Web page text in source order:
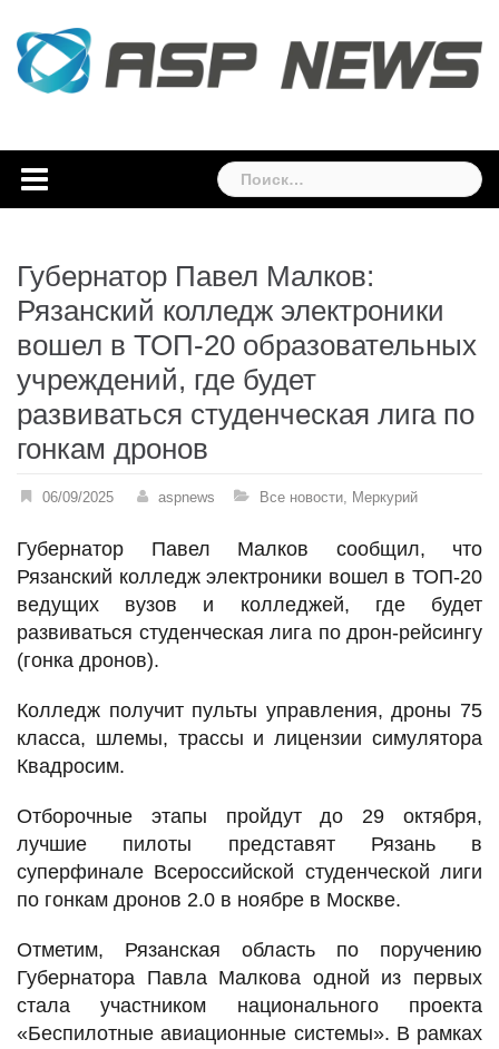
content
Найти:
Губернатор Павел Малков:
Рязанский колледж электроники
вошел в ТОП-20 образовательных
учреждений, где будет
развиваться студенческая лига по
гонкам дронов
06/09/2025 aspnews Все новости, Меркурий
Губернатор Павел Малков сообщил, что
Рязанский колледж электроники вошел в ТОП-20
ведущих вузов и колледжей, где будет
развиваться студенческая лига по дрон-рейсингу
(гонка дронов).
Колледж получит пульты управления, дроны 75
класса, шлемы, трассы и лицензии симулятора
Квадросим.
Отборочные этапы пройдут до 29 октября,
лучшие пилоты представят Рязань в
суперфинале Всероссийской студенческой лиги
по гонкам дронов 2.0 в ноябре в Москве.
Отметим, Рязанская область по поручению
Губернатора Павла Малкова одной из первых
стала участником национального проекта
«Беспилотные авиационные системы». В рамках